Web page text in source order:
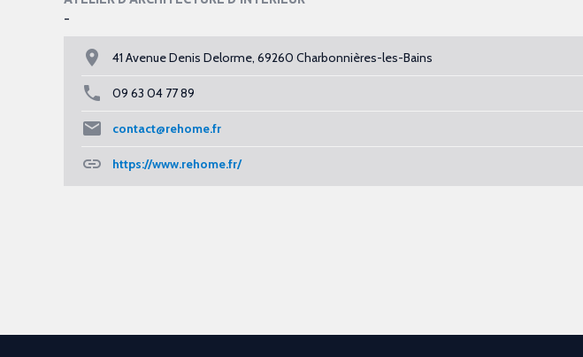
-
41 Avenue Denis Delorme, 69260 Charbonnières-les-Bains
09 63 04 77 89
contact@rehome.fr
https://www.rehome.fr/